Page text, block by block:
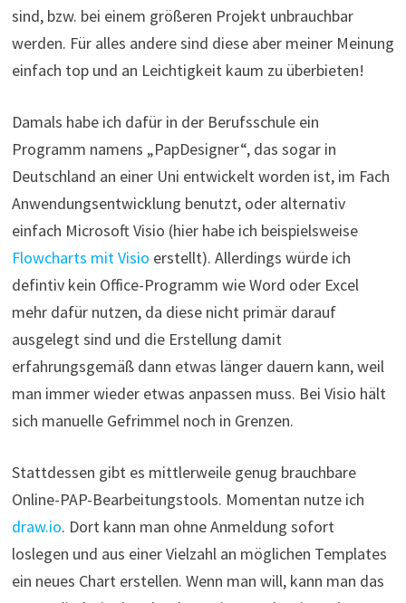
sind, bzw. bei einem größeren Projekt unbrauchbar
werden. Für alles andere sind diese aber meiner Meinung
einfach top und an Leichtigkeit kaum zu überbieten!
Damals habe ich dafür in der Berufsschule ein
Programm namens „PapDesigner“, das sogar in
Deutschland an einer Uni entwickelt worden ist, im Fach
Anwendungsentwicklung benutzt, oder alternativ
einfach Microsoft Visio (hier habe ich beispielsweise
Flowcharts mit Visio erstellt). Allerdings würde ich
defintiv kein Office-Programm wie Word oder Excel
mehr dafür nutzen, da diese nicht primär darauf
ausgelegt sind und die Erstellung damit
erfahrungsgemäß dann etwas länger dauern kann, weil
man immer wieder etwas anpassen muss. Bei Visio hält
sich manuelle Gefrimmel noch in Grenzen.
Stattdessen gibt es mittlerweile genug brauchbare
Online-PAP-Bearbeitungstools. Momentan nutze ich
draw.io. Dort kann man ohne Anmeldung sofort
loslegen und aus einer Vielzahl an möglichen Templates
ein neues Chart erstellen. Wenn man will, kann man das